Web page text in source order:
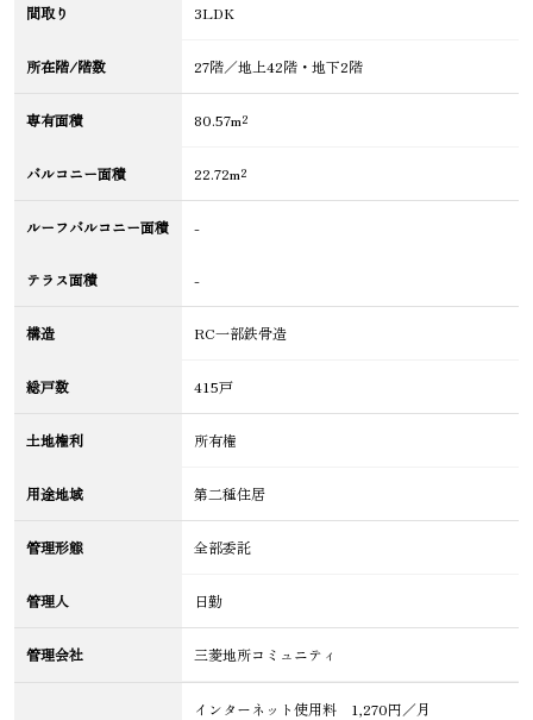
間取り 3LDK
所在階/階数 27階／地上42階・地下2階
専有面積 80.57m²
バルコニー面積 22.72m²
ルーフバルコニー面積 -
テラス面積 -
構造 RC一部鉄骨造
総戸数 415戸
土地権利 所有権
用途地域 第二種住居
管理形態 全部委託
管理人 日勤
管理会社 三菱地所コミュニティ
インターネット使用料 1,270円／月